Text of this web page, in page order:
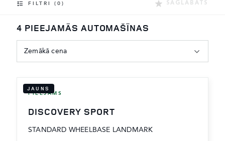
FILTRI (0) SAGLABĀTS
4 PIEEJAMĀS AUTOMAŠĪNAS
Zemākā cena
JAUNS
PIEEJAMS
DISCOVERY SPORT
STANDARD WHEELBASE LANDMARK